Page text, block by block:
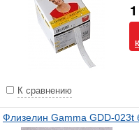
К сравнению
Флизелин Gamma GDD-023t